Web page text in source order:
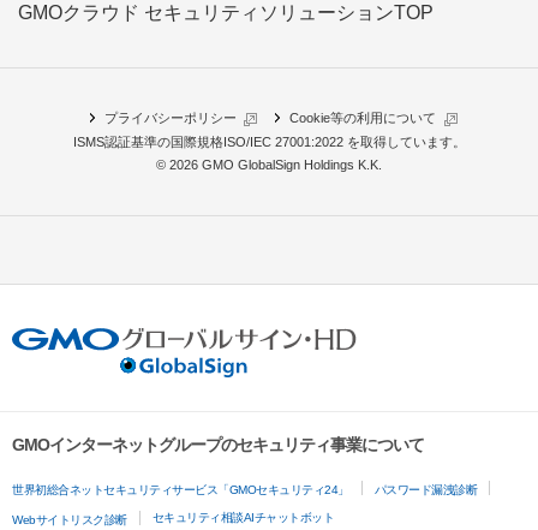
GMOクラウド セキュリティソリューションTOP
プライバシーポリシー
Cookie等の利用について
ISMS認証基準の国際規格ISO/IEC 27001:2022 を取得しています。
© 2026 GMO GlobalSign Holdings K.K.
GMOインターネットグループのセキュリティ事業について
世界初総合ネットセキュリティサービス「GMOセキュリティ24」 パスワード漏洩診断
Webサイトリスク診断 セキュリティ相談AIチャットボット